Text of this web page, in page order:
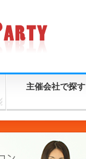
主催会社で探す